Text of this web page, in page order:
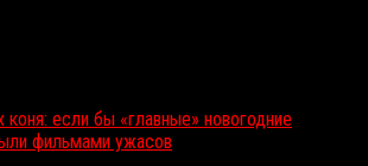
коня: если бы «главные» новогодние
фильмами ужасов